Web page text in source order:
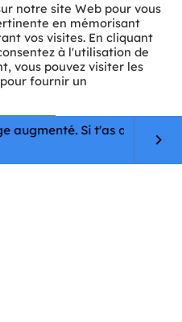
Si t'as aimé
keyboard_arrow_right
notre site Web pour vous
en mémorisant
vos visites. En cliquant
à l'utilisation de
vous pouvez visiter les
fournir un